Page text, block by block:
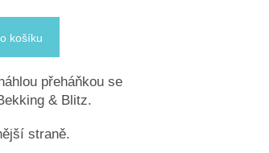
košíku
přeháňkou se
& Blitz.
straně.